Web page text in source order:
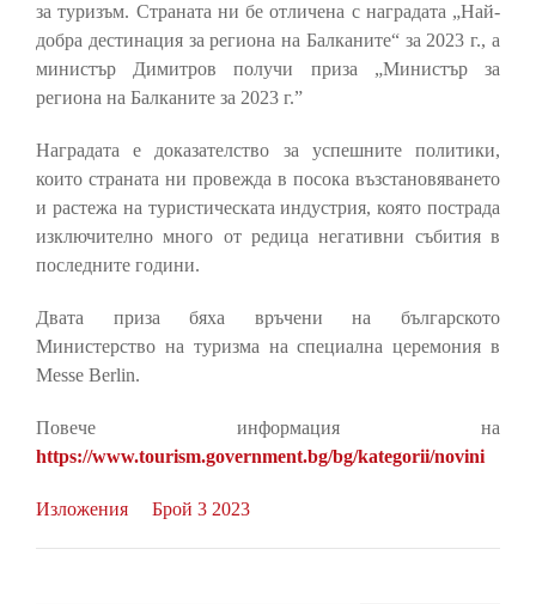
за туризъм. Страната ни бе отличена с наградата „Най-
добра дестинация за региона на Балканите“ за 2023 г., а
министър Димитров получи приза „Министър за
региона на Балканите за 2023 г.”
Наградата е доказателство за успешните политики,
които страната ни провежда в посока възстановяването
и растежа на туристическата индустрия, която пострада
изключително много от редица негативни събития в
последните години.
Двата приза бяха връчени на българското
Министерство на туризма на специална церемония в
Messe Berlin.
Повече информация на
https://www.tourism.government.bg/bg/kategorii/novini
Изложения Брой 3 2023